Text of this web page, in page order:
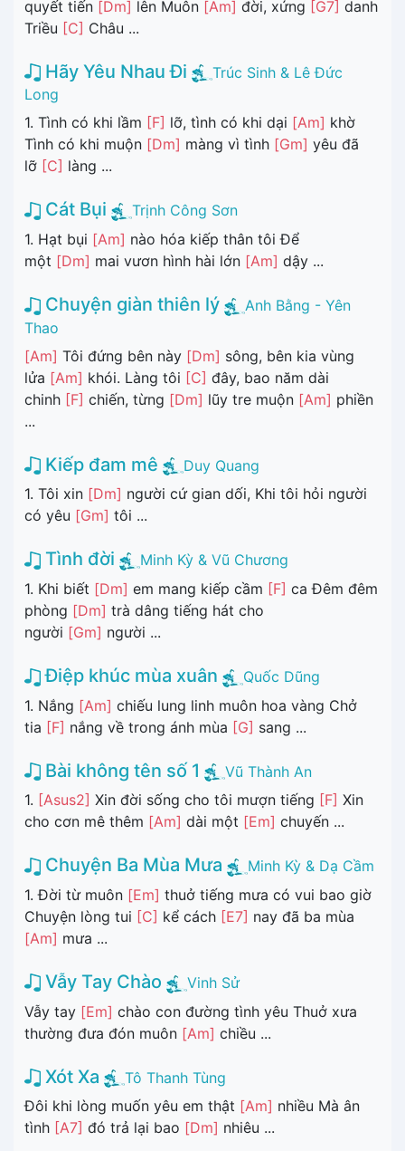
quyết tiến [Dm] lên Muôn [Am] đời, xứng [G7] danh
Triều [C] Châu ...
Hãy Yêu Nhau Đi
Trúc Sinh & Lê Đức
Long
1. Tình có khi lầm [F] lỡ, tình có khi dại [Am] khờ
Tình có khi muộn [Dm] màng vì tình [Gm] yêu đã
lỡ [C] làng ...
Cát Bụi
Trịnh Công Sơn
1. Hạt bụi [Am] nào hóa kiếp thân tôi Để
một [Dm] mai vươn hình hài lớn [Am] dậy ...
Chuyện giàn thiên lý
Anh Bằng - Yên
Thao
[Am] Tôi đứng bên này [Dm] sông, bên kia vùng
lửa [Am] khói. Làng tôi [C] đây, bao năm dài
chinh [F] chiến, từng [Dm] lũy tre muộn [Am] phiền
...
Kiếp đam mê
Duy Quang
1. Tôi xin [Dm] người cứ gian dối, Khi tôi hỏi người
có yêu [Gm] tôi ...
Tình đời
Minh Kỳ & Vũ Chương
1. Khi biết [Dm] em mang kiếp cầm [F] ca Đêm đêm
phòng [Dm] trà dâng tiếng hát cho
người [Gm] người ...
Điệp khúc mùa xuân
Quốc Dũng
1. Nắng [Am] chiếu lung linh muôn hoa vàng Chở
tia [F] nắng về trong ánh mùa [G] sang ...
Bài không tên số 1
Vũ Thành An
1. [Asus2] Xin đời sống cho tôi mượn tiếng [F] Xin
cho cơn mê thêm [Am] dài một [Em] chuyến ...
Chuyện Ba Mùa Mưa
Minh Kỳ & Dạ Cầm
1. Đời từ muôn [Em] thuở tiếng mưa có vui bao giờ
Chuyện lòng tui [C] kể cách [E7] nay đã ba mùa
[Am] mưa ...
Vẫy Tay Chào
Vinh Sử
Vẫy tay [Em] chào con đường tình yêu Thuở xưa
thường đưa đón muôn [Am] chiều ...
Xót Xa
Tô Thanh Tùng
Đôi khi lòng muốn yêu em thật [Am] nhiều Mà ân
tình [A7] đó trả lại bao [Dm] nhiêu ...